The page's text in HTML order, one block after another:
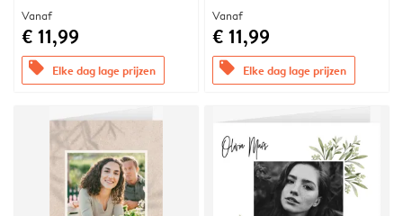
Vanaf
€ 11,99
offers Elke dag lage prijzen
Vanaf
€ 11,99
offers Elke dag lage prijzen